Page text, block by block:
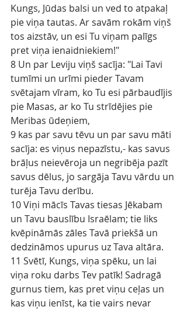
Kungs, Jūdas balsi un ved to atpakaļ
pie viņa tautas. Ar savām rokām viņš
tos aizstāv, un esi Tu viņam palīgs
pret viņa ienaidniekiem!"
8 Un par Leviju viņš sacīja: "Lai Tavi
tumīmi un urīmi pieder Tavam
svētajam vīram, ko Tu esi pārbaudījis
pie Masas, ar ko Tu strīdējies pie
Meribas ūdeņiem,
9 kas par savu tēvu un par savu māti
sacīja: es viņus nepazīstu,- kas savus
brāļus neievēroja un negribēja pazīt
savus dēlus, jo sargāja Tavu vārdu un
turēja Tavu derību.
10 Viņi mācīs Tavas tiesas Jēkabam
un Tavu bauslību Israēlam; tie liks
kvēpināmās zāles Tavā priekšā un
dedzināmos upurus uz Tava altāra.
11 Svētī, Kungs, viņa spēku, un lai
viņa roku darbs Tev patīk! Sadragā
gurnus tiem, kas pret viņu ceļas un
kas viņu ienīst, ka tie vairs nevar